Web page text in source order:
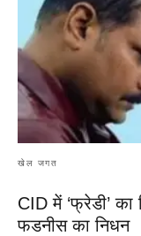
खेल जगत
CID में ‘फ्रेडी’ का
फडनीस का निधन